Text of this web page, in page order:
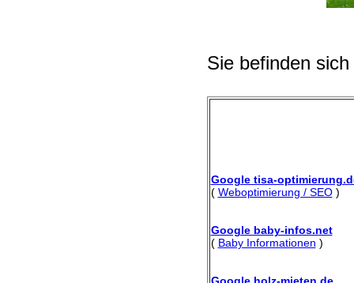
Sie befinden
Google tisa-
( Weboptimierung / SEO)
Google baby-infos.net
( Baby Informationen )